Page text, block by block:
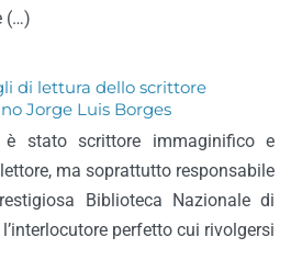
(…)
di lettura dello scrittore
Jorge Luis Borges
è stato scrittore immaginifico e
ma soprattutto responsabile
Biblioteca Nazionale di
perfetto cui rivolgersi